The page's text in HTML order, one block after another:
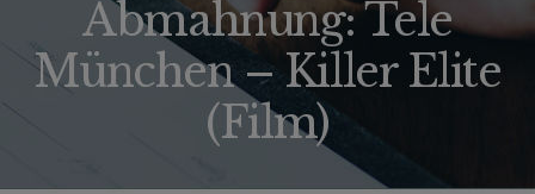
Abmahnung: Tele
München – Killer Elite
(Film)